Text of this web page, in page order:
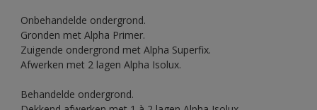
Onbehandelde ondergrond.
Gronden met Alpha Primer.
Zuigende ondergrond met Alpha Superfix.
Afwerken met 2 lagen Alpha Isolux.
Behandelde ondergrond.